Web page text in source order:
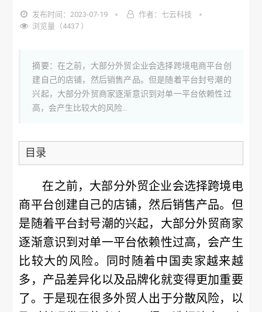
发布时间：2023-07-19
作者：七云科技
浏览量（4437 ）
摘要：在之前，大部分外贸企业会选择跨境电商平台创
建自己的店铺，然后销售产品。但是随着平台封号潮的
兴起，大部分外贸商家逐渐意识到对单一平台依赖性过
高，会产生比较大的风险...
目录
在之前，大部分外贸企业会选择跨境电
商平台创建自己的店铺，然后销售产品。但
是随着平台封号潮的兴起，大部分外贸商家
逐渐意识到对单一平台依赖性过高，会产生
比较大的风险。同时随着中国卖家越来越
多，产品差异化以及品牌化就变得更加重要
了。于是现在很多外贸人出于分散风险，以